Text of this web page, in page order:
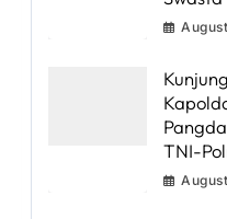
TNI-